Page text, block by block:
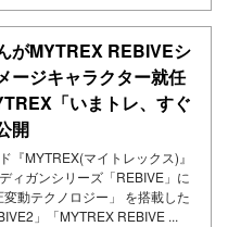
がMYTREX REBIVEシ
ージキャラクター就任
「いまトレ、すぐ
開
『MYTREX(マイトレックス)』
ィガンシリーズ「REBIVE」に
動テクノロジー」 を搭載した
」「MYTREX REBIVE ...